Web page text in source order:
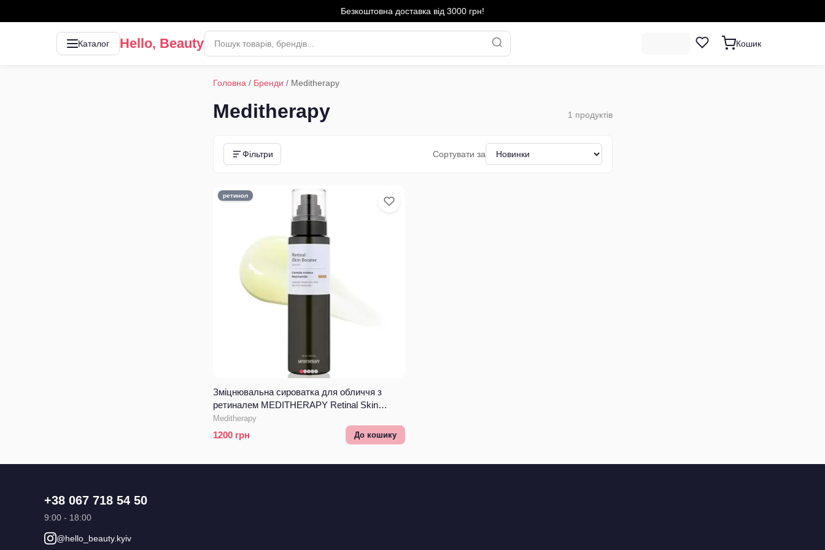
Безкоштовна доставка від 3000 грн!
Каталог Hello, Beauty Кошик
Головна / Бренди / Meditherapy
Meditherapy 1 продуктів
Фільтри Сортувати за
ретинол
Зміцнювальна сироватка для обличчя з
ретиналем MEDITHERAPY Retinal Skin
Booster Serum
Meditherapy
1200грн До кошику
+38 067 718 54 50
9:00 - 18:00
@hello_beauty.kyiv